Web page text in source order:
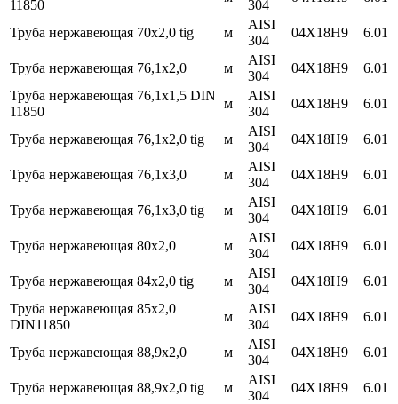
11850
304
Труба нержавеющая 70х2,0 tig м
AISI
304
04Х18Н9 6.01
Труба нержавеющая 76,1х2,0 м
AISI
304
04Х18Н9
6.01
Труба нержавеющая 76,1х1,5 DIN
11850
м
AISI
304
04Х18Н9 6.01
Труба нержавеющая 76,1х2,0 tig м
AISI
304
04Х18Н9 6.01
Труба нержавеющая 76,1х3,0 м
AISI
304
04Х18Н9 6.01
Труба нержавеющая 76,1х3,0 tig м
AISI
304
04Х18Н9 6.01
Труба нержавеющая 80х2,0 м
AISI
304
04Х18Н9 6.01
Труба нержавеющая 84х2,0 tig м
AISI
304
04Х18Н9
6.01
Труба нержавеющая 85х2,0
DIN11850
м
AISI
304
04Х18Н9 6.01
Труба нержавеющая 88,9х2,0 м
AISI
304
04Х18Н9 6.01
Труба нержавеющая 88,9х2,0 tig м
AISI
304
04Х18Н9 6.01